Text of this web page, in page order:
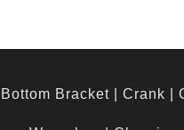
Bottom Bracket Crank